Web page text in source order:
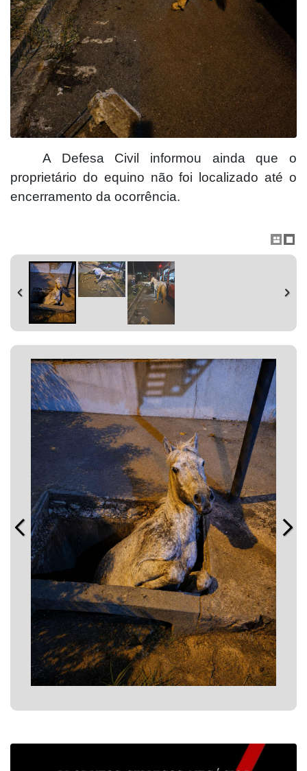
A Defesa Civil informou ainda que o
proprietário do equino não foi localizado até o
encerramento da ocorrência.